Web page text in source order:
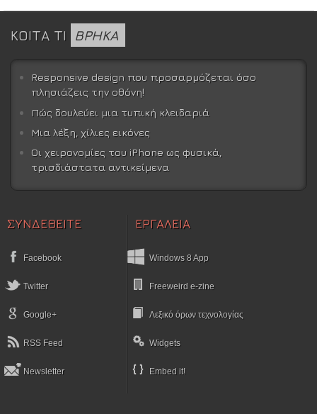
ΚΟΙΤΑ ΤΙ ΒΡΗΚΑ
Responsive design που προσαρμόζεται όσο
πλησιάζεις την οθόνη!
Πώς δουλεύει μια τυπική κλειδαριά
Μια λέξη, χίλιες εικόνες
Οι χειρονομίες του iPhone ως φυσικά,
τρισδιάστατα αντικείμενα
ΣΥΝΔΕΘΕΙΤΕ
Facebook
Twitter
Google+
RSS Feed
Newsletter
ΕΡΓΑΛΕΙΑ
Windows 8 App
Freeweird e-zine
Λεξικό όρων τεχνολογίας
Widgets
Embed it!